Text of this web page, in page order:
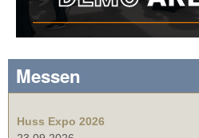
Messen
Huss Expo 2026